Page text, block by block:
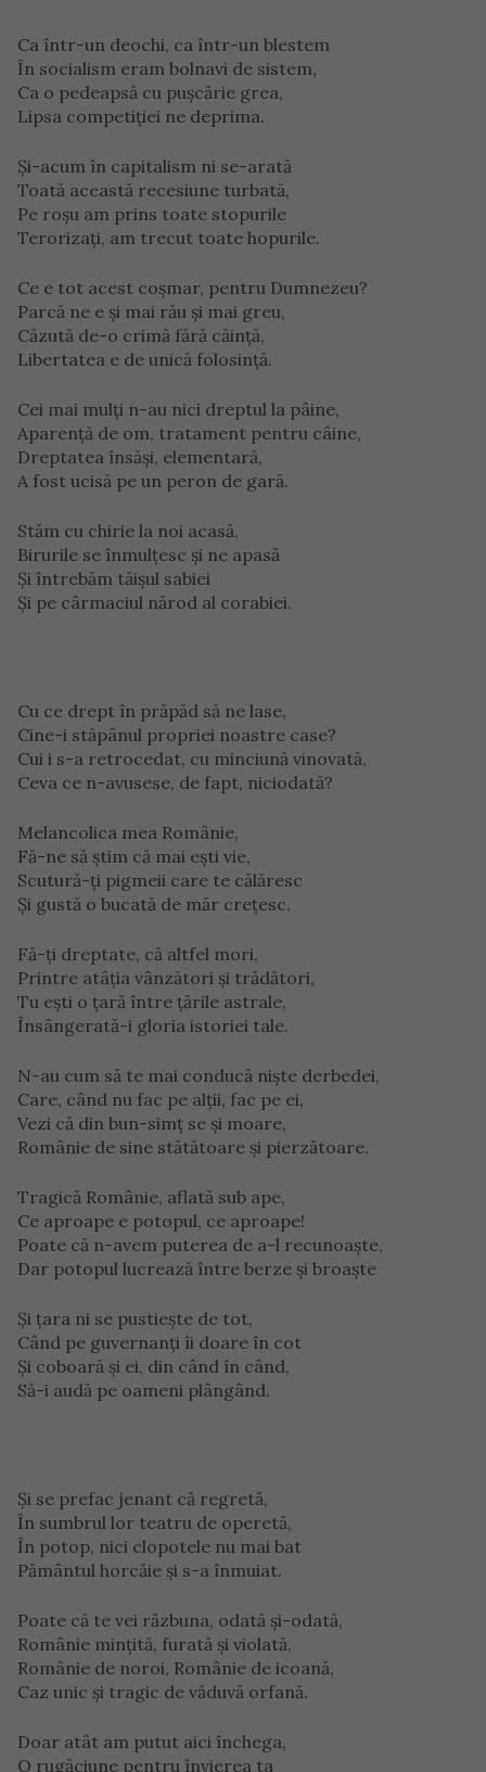
Ca într-un deochi, ca într-un blestem
În socialism eram bolnavi de sistem,
Ca o pedeapsă cu puşcărie grea,
Lipsa competiţiei ne deprima.
Şi-acum în capitalism ni se-arată
Toată această recesiune turbată,
Pe roşu am prins toate stopurile
Terorizaţi, am trecut toate hopurile.
Ce e tot acest coşmar, pentru Dumnezeu?
Parcă ne e şi mai rău şi mai greu,
Căzută de-o crimă fără căinţă,
Libertatea e de unică folosinţă.
Cei mai mulţi n-au nici dreptul la pâine,
Aparenţă de om, tratament pentru câine,
Dreptatea însăşi, elementară,
A fost ucisă pe un peron de gară.
Stăm cu chirie la noi acasă,
Birurile se înmulţesc şi ne apasă
Şi întrebăm tăişul sabiei
Şi pe cârmaciul nărod al corabiei.
Cu ce drept în prăpăd să ne lase,
Cine-i stăpânul propriei noastre case?
Cui i s-a retrocedat, cu minciună vinovată,
Ceva ce n-avusese, de fapt, niciodată?
Melancolica mea Românie,
Fă-ne să ştim că mai eşti vie,
Scutură-ţi pigmeii care te călăresc
Şi gustă o bucată de măr creţesc.
Fă-ţi dreptate, că altfel mori,
Printre atâţia vânzători şi trădători,
Tu eşti o ţară între ţările astrale,
Însângerată-i gloria istoriei tale.
N-au cum să te mai conducă nişte derbedei,
Care, când nu fac pe alţii, fac pe ei,
Vezi că din bun-simţ se şi moare,
Românie de sine stătătoare şi pierzătoare.
Tragică Românie, aflată sub ape,
Ce aproape e potopul, ce aproape!
Poate că n-avem puterea de a-l recunoaşte,
Dar potopul lucrează între berze şi broaşte
Şi ţara ni se pustieşte de tot,
Când pe guvernanţi îi doare în cot
Şi coboară şi ei, din când în când,
Să-i audă pe oameni plângând.
Şi se prefac jenant că regretă,
În sumbrul lor teatru de operetă,
În potop, nici clopotele nu mai bat
Pământul horcăie şi s-a înmuiat.
Poate că te vei răzbuna, odată şi-odată,
Românie minţită, furată şi violată,
Românie de noroi, Românie de icoană,
Caz unic şi tragic de văduvă orfană.
Doar atât am putut aici închega,
O rugăciune pentru învierea ta